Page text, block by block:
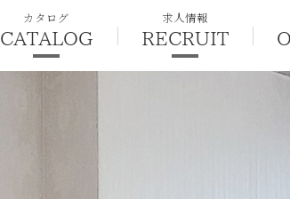
カタログ
CATALOG
求人情報
RECRUIT